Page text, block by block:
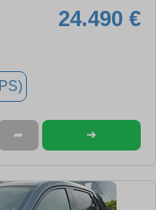
24.490 €
➦ ➜